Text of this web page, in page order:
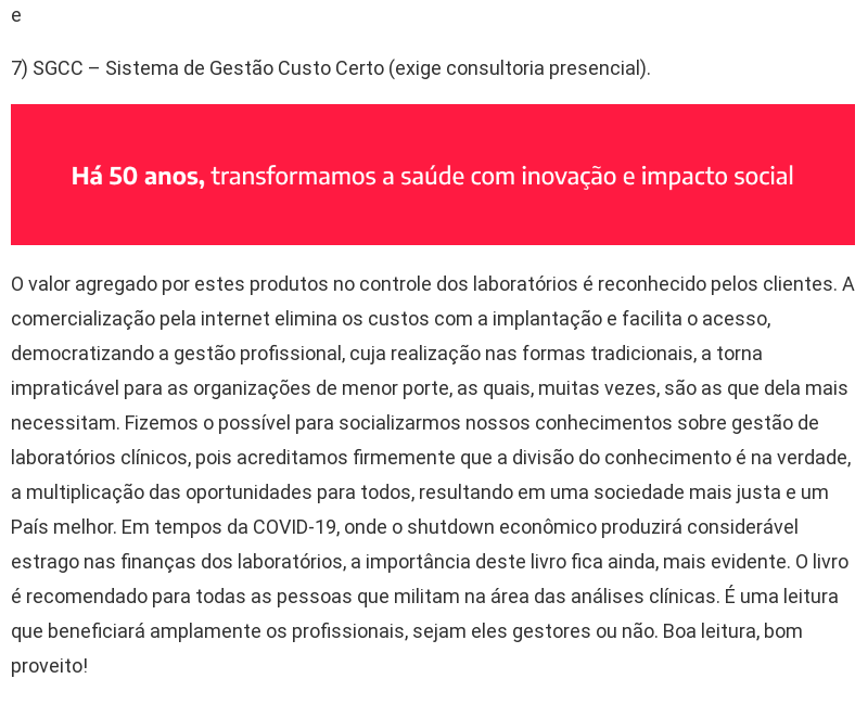
e
7) SGCC – Sistema de Gestão Custo Certo (exige consultoria presencial).
O valor agregado por estes produtos no controle dos laboratórios é reconhecido pelos clientes. A
comercialização pela internet elimina os custos com a implantação e facilita o acesso,
democratizando a gestão profissional, cuja realização nas formas tradicionais, a torna
impraticável para as organizações de menor porte, as quais, muitas vezes, são as que dela mais
necessitam. Fizemos o possível para socializarmos nossos conhecimentos sobre gestão de
laboratórios clínicos, pois acreditamos firmemente que a divisão do conhecimento é na verdade,
a multiplicação das oportunidades para todos, resultando em uma sociedade mais justa e um
País melhor. Em tempos da COVID-19, onde o shutdown econômico produzirá considerável
estrago nas finanças dos laboratórios, a importância deste livro fica ainda, mais evidente. O livro
é recomendado para todas as pessoas que militam na área das análises clínicas. É uma leitura
que beneficiará amplamente os profissionais, sejam eles gestores ou não. Boa leitura, bom
proveito!